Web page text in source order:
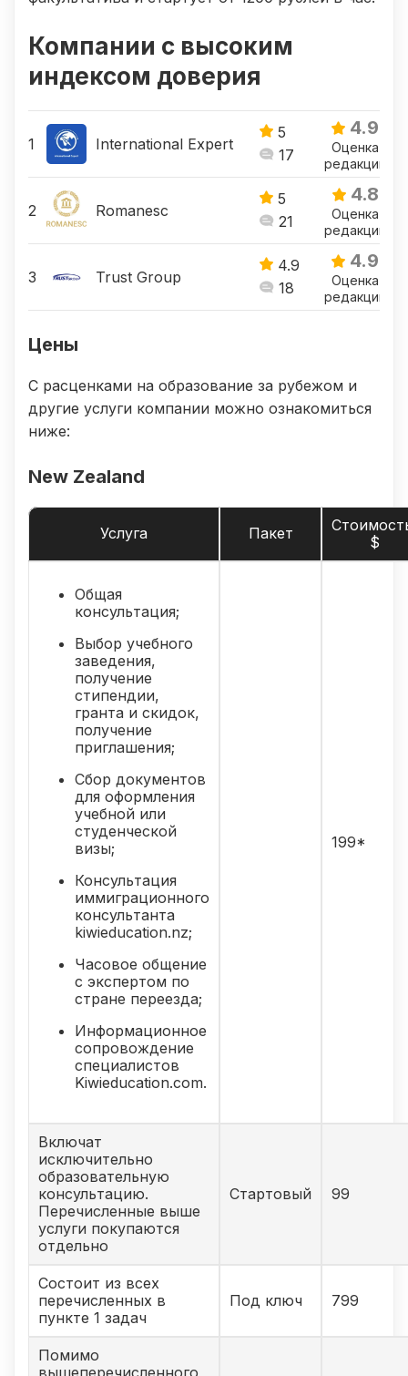
Компании с высоким
индексом доверия
International Expert
5
17
4.9
Оценка
редакции
Romanesc
5
21
4.8
Оценка
редакции
Trust Group
4.9
18
4.9
Оценка
редакции
Цены
С расценками на образование за рубежом и
другие услуги компании можно ознакомиться
ниже:
New Zealand
Услуга Пакет
$
Общая
консультация;
Выбор учебного
заведения,
получение
стипендии,
гранта и скидок,
получение
приглашения;
Сбор документов
для оформления
учебной или
студенческой
визы;
Консультация
иммиграционного
консультанта
kiwieducation.nz;
Часовое общение
с экспертом по
стране переезда;
Информационное
сопровождение
специалистов
Kiwieducation.com.
199*
Включат
исключительно
образовательную
консультацию.
Перечисленные выше
услуги покупаются
отдельно
Стартовый 99
Состоит из всех
перечисленных в
пункте 1 задач
Под ключ 799
Помимо